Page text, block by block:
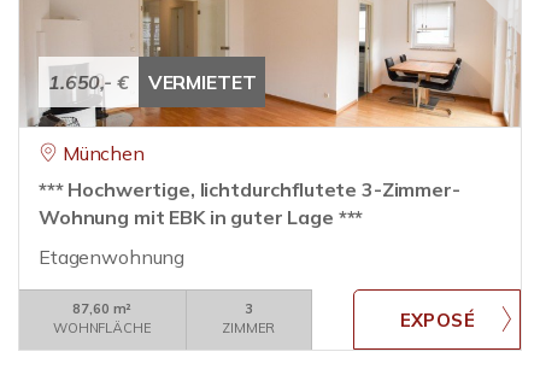
1.650,- € VERMIETET
München
*** Hochwertige, lichtdurchflutete 3-Zimmer-
Wohnung mit EBK in guter Lage ***
Etagenwohnung
87,60 m²
WOHNFLÄCHE
3
ZIMMER